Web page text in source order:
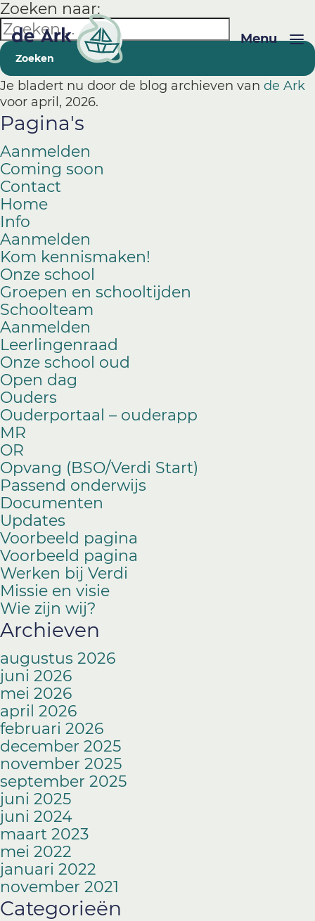
Menu
Zoeken naar:
Je bladert nu door de blog archieven van de Ark
voor april, 2026.
Pagina's
Aanmelden
Coming soon
Contact
Home
Info
Aanmelden
Kom kennismaken!
Onze school
Groepen en schooltijden
Schoolteam
Aanmelden
Leerlingenraad
Onze school oud
Open dag
Ouders
Ouderportaal – ouderapp
MR
OR
Opvang (BSO/Verdi Start)
Passend onderwijs
Documenten
Updates
Voorbeeld pagina
Voorbeeld pagina
Werken bij Verdi
Missie en visie
Wie zijn wij?
Archieven
augustus 2026
juni 2026
mei 2026
april 2026
februari 2026
december 2025
november 2025
september 2025
juni 2025
juni 2024
maart 2023
mei 2022
januari 2022
november 2021
Categorieën